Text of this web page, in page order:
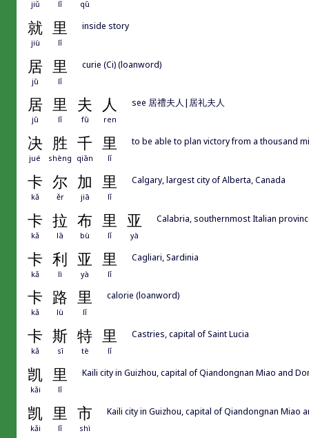
jiǔ lǐ qū
就 里
jiù lǐ
inside story
居 里
jū lǐ
curie (Ci) (loanword)
居 里 夫 人
jū lǐ fū ren
see 居禮夫人|居礼夫人
决 胜 千 里
jué shèng qiān lǐ
to be able to plan victory from a thousand
卡 尔 加 里
kǎ ěr jiā lǐ
Calgary, largest city of Alberta, Canada
卡 拉 布 里 亚
kǎ lā bù lǐ yà
Calabria, southernmost Italian
卡 利 亚 里
kǎ lì yà lǐ
Cagliari, Sardinia
卡 路 里
kǎ lù lǐ
calorie (loanword)
卡 斯 特 里
kǎ sī tè lǐ
Castries, capital of Saint Lucia
凯 里
kǎi lǐ
Kaili city in Guizhou, capital of Qiandongnan Miao and
凯 里 市
kǎi lǐ shì
Kaili city in Guizhou, capital of Qiandongnan